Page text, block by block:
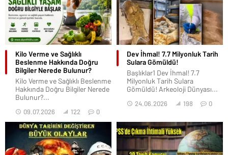
Kilo Verme ve Sağlıklı
Beslenme Hakkında Doğru
Bilgiler Nerede Bulunur?
Kilo Verme ve Sağlıklı Beslenme
Hakkında Doğru Bilgiler Nerede
Bulunur?...
09.07.2026 122 0
Dev İhmal! 7.7 Milyonluk Tarih
Sulara Gömüldü!
Başlıklar1 Dev İhmal! 7.7
Milyonluk Tarih Sulara
Gömüldü! Arkeoloji Dünyası...
24.06.2026 198 0